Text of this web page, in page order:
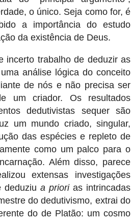
o único. Seja como for, é
a importância do estudo
da existência de Deus.
incerto trabalho de deduzir as
análise lógica do conceito
de nós e não precisa ser
um criador. Os resultados
dedutivistas sequer são
um mundo criado, singular,
das espécies e repleto de
como um palco para o
Além disso, parece
extensas investigações
deduziua priorias intrincadas
do dedutivismo, extrai do
do de Platão: um cosmo